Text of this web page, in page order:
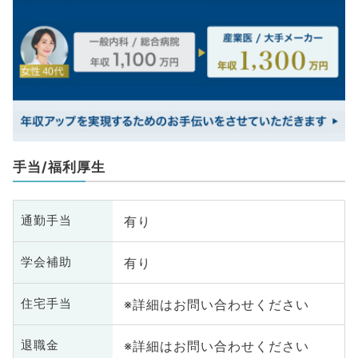
手当/福利厚生
通勤手当 有り
学会補助 有り
住宅手当 ※詳細はお問い合わせください
退職金 ※詳細はお問い合わせください